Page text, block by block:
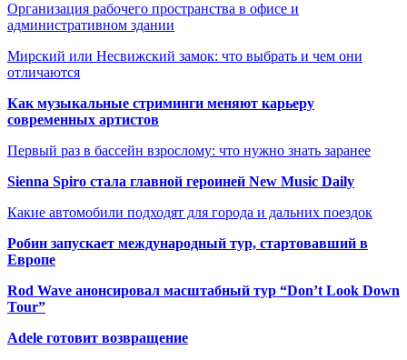
Организация рабочего пространства в офисе и
административном здании
Мирский или Несвижский замок: что выбрать и чем они
отличаются
Как музыкальные стриминги меняют карьеру
современных артистов
Первый раз в бассейн взрослому: что нужно знать заранее
Sienna Spiro стала главной героиней New Music Daily
Какие автомобили подходят для города и дальних поездок
Робин запускает международный тур, стартовавший в
Европе
Rod Wave анонсировал масштабный тур “Don’t Look Down
Tour”
Adele готовит возвращение